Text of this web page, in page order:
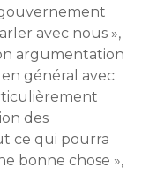
avec nous »,
argumentation
général avec
des
ce qui pourra
bonne chose »,